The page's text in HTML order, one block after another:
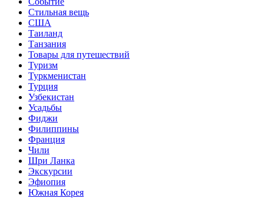
Стильная вещь
США
Таиланд
Танзания
Товары для путешествий
Туризм
Туркменистан
Турция
Узбекистан
Усадьбы
Фиджи
Филиппины
Франция
Чили
Шри Ланка
Экскурсии
Эфиопия
Южная Корея